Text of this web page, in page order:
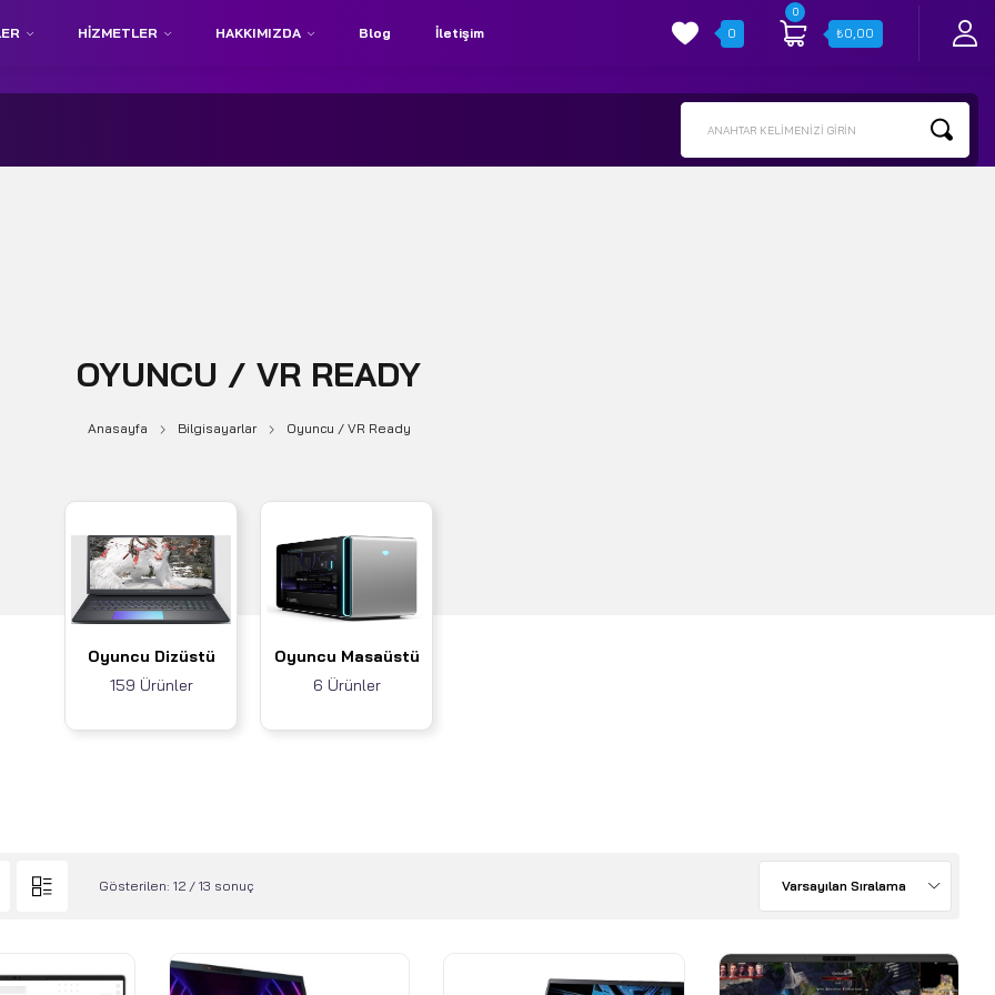
ANAHTAR KELIMENIZI GIRIN
HIZMETLER HAKKIMIZDA Blog İletişim 0
0
₺0,00
OYUNCU / VR READY
Anasayfa Bilgisayarlar Oyuncu / VR Ready
Oyuncu Dizüstü
159 Ürünler
Oyuncu Masaüstü
6 Ürünler
Gösterilen: 12 / 13 sonuç Varsayılan Sıralama